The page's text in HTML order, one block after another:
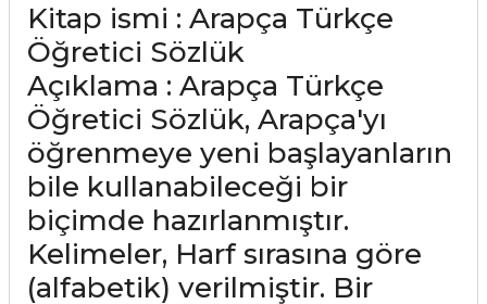
Kitap ismi : Arapça Türkçe
Öğretici Sözlük
Açıklama : Arapça Türkçe
Öğretici Sözlük, Arapça'yı
öğrenmeye yeni başlayanların
bile kullanabileceği bir
biçimde hazırlanmıştır.
Kelimeler, Harf sırasına göre
(alfabetik) verilmiştir. Bir